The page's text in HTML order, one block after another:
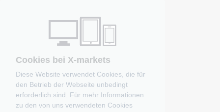
Cookies bei X-markets
Diese Website verwendet Cookies, die für
den Betrieb der Webseite unbedingt
erforderlich sind. Für mehr Informationen
zu den von uns verwendeten Cookies